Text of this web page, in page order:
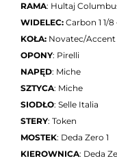
RAMA: Hultaj
WIDELEC: Carbon 1 1/8
KOŁA: Novatec/Accent
OPONY: Pirelli
NAPĘD: Miche
SZTYCA: Miche
SIODŁO: Selle Italia
STERY: Token
MOSTEK: Deda Zero 1
KIEROWNICA: Deda